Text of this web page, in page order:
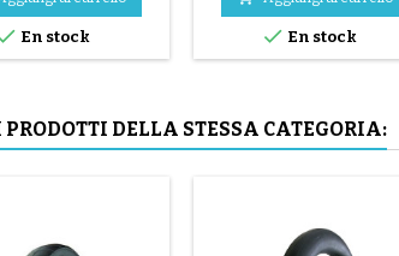
En stock
parti in acciaio ( grigio )
montaggio del
avviene a mano, senza
 En stock
DELLA STESSA CATEGORIA: